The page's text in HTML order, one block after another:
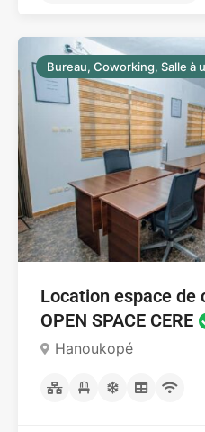
Aucun avis pour le
Bureau, Coworking, Salle à
Location espace de
OPEN SPACE CERE
Hanoukopé